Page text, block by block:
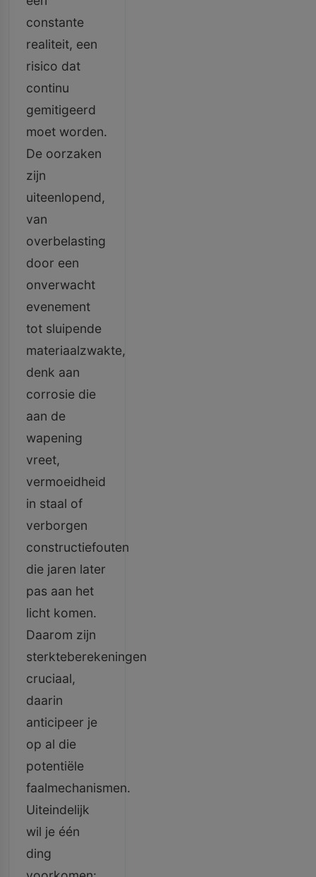
constante
realiteit, een
risico dat
continu
gemitigeerd
moet worden.
De oorzaken
zijn
uiteenlopend,
van
overbelasting
door een
onverwacht
evenement
tot sluipende
materiaalzwakte,
denk aan
corrosie die
aan de
wapening
vreet,
vermoeidheid
in staal of
verborgen
constructiefouten
die jaren later
pas aan het
licht komen.
Daarom zijn
sterkteberekeningen
cruciaal,
daarin
anticipeer je
op al die
potentiële
faalmechanismen.
Uiteindelijk
wil je één
ding